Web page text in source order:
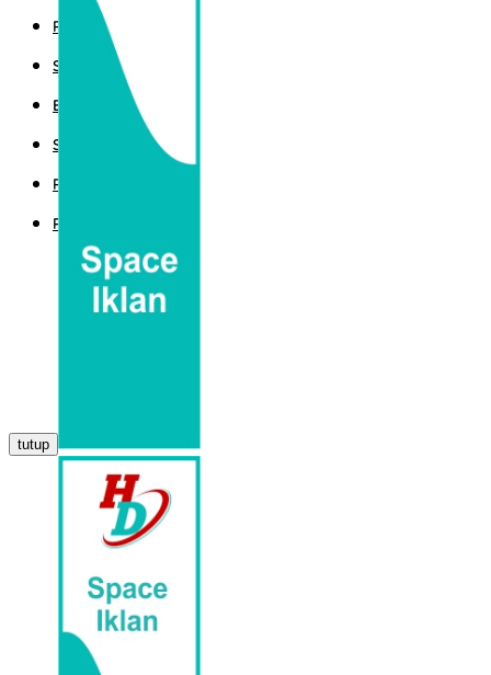
POLITIK
SPORT
EKBIS
SAINTEK
PEMERINTAHAN
PARLEMEN
tutup